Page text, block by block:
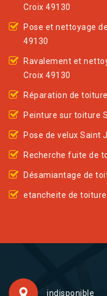
Croix 49130
Pose et nettoyage
49130
Ravalement et
Croix 49130
Réparation de
Peinture sur toiture
Pose de velux Saint
Recherche fuite de
Désamiantage de
etancheite de toiture
indisponible